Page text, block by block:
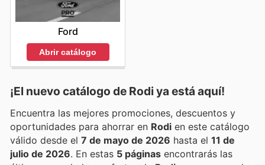
Ford
Abrir catálogo
¡El nuevo catálogo de Rodi ya está aquí!
Encuentra las mejores promociones, descuentos y
oportunidades para ahorrar en Rodi en este catálogo
válido desde el 7 de mayo de 2026 hasta el 11 de
julio de 2026 . En estas 5 páginas encontrarás las